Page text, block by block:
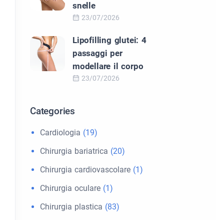
snelle
23/07/2026
Lipofilling glutei: 4
passaggi per
modellare il corpo
23/07/2026
Categories
Cardiologia (19)
Chirurgia bariatrica (20)
Chirurgia cardiovascolare (1)
Chirurgia oculare (1)
Chirurgia plastica (83)